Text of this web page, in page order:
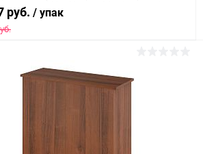
подходит для модели аквариума LUX
руб. / упак
В корзину